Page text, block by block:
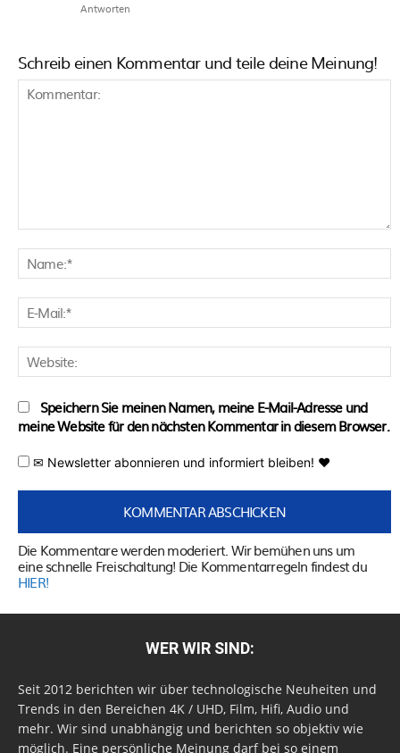
Antworten
Schreib einen Kommentar und teile deine Meinung!
Speichern Sie meinen Namen, meine E-Mail-Adresse und
meine Website für den nächsten Kommentar in diesem Browser.
✉ Newsletter abonnieren und informiert bleiben! ♥
Die Kommentare werden moderiert. Wir bemühen uns um
eine schnelle Freischaltung! Die Kommentarregeln findest du
HIER!
WER WIR SIND:
Seit 2012 berichten wir über technologische Neuheiten und
Trends in den Bereichen 4K / UHD, Film, Hifi, Audio und
mehr. Wir sind unabhängig und berichten so objektiv wie
möglich. Eine persönliche Meinung darf bei so einem